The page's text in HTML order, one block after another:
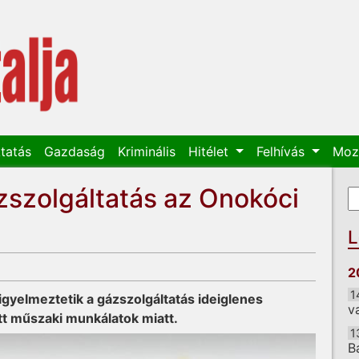
Gazdaság Kriminális Hitélet Felhívás
az Onokóci
a gázszolgáltatás ideiglenes
műszaki munkálatok miatt.